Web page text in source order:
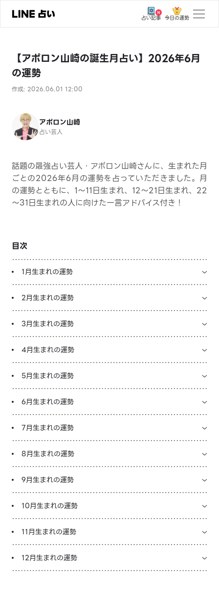
占い記事 今日の運勢
ユーザーの声
相談事例
おすすめの占い師
よくある質問
えもじの子（占）12星座占い
占い記事
お知らせ
※LINEアプリ内のサービスページへ遷移します
【アポロン山崎の誕生月占い】2026年6月
の運勢
作成: 2026.06.01 12:00
アポロン山崎
占い芸人
話題の最強占い芸人・アポロン山崎さんに、生まれた月
ごとの2026年6月の運勢を占っていただきました。月
の運勢とともに、1～11日生まれ、12～21日生まれ、22
～31日生まれの人に向けた一言アドバイス付き！
目次
1月生まれの運勢
2月生まれの運勢
3月生まれの運勢
4月生まれの運勢
5月生まれの運勢
6月生まれの運勢
7月生まれの運勢
8月生まれの運勢
9月生まれの運勢
10月生まれの運勢
11月生まれの運勢
12月生まれの運勢